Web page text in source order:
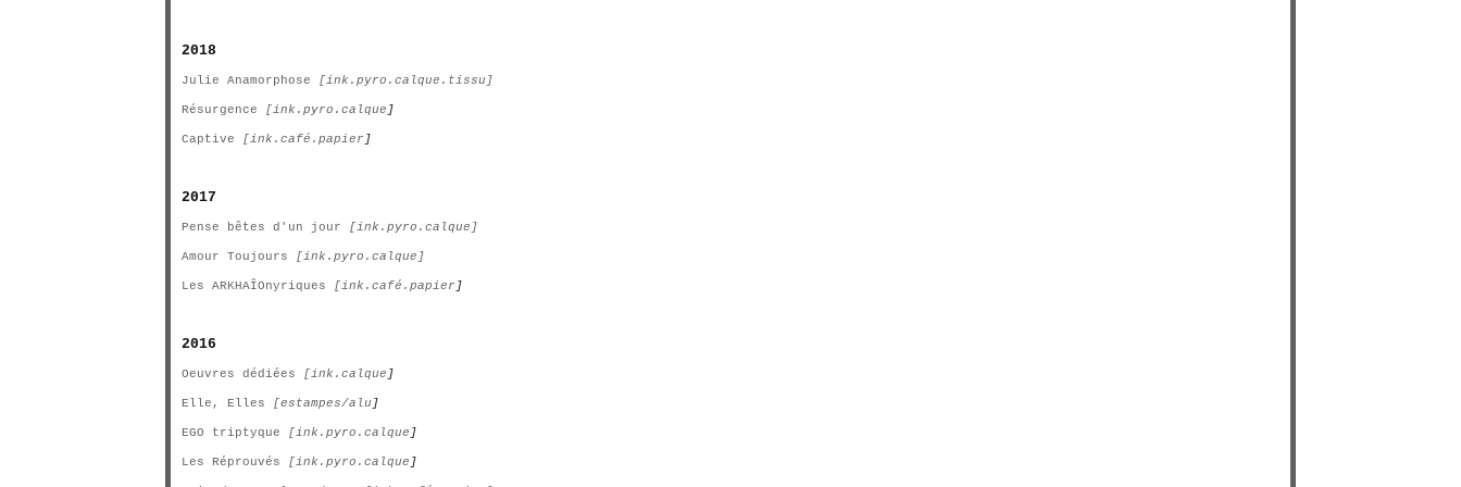
2018
Julie Anamorphose [ink.pyro.calque.tissu]
Résurgence [ink.pyro.calque ]
Captive [ink.café.papier ]
2017
Pense bêtes d'un jour [ink.pyro.calque]
Amour Toujours [ink.pyro.calque]
Les ARKHAÎOnyriques [ink.café.papier ]
2016
Oeuvres dédiées [ink.calque ]
Elle, Elles [estampes/alu ]
EGO triptyque [ink.pyro.calque ]
Les Réprouvés [ink.pyro.calque ]